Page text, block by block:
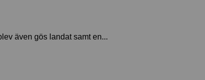
även gös landat samt en...